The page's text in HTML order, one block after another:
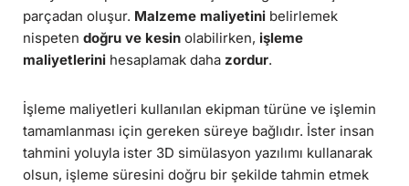
parçadan oluşur. Malzeme maliyetini belirlemek
nispeten doğru ve kesin olabilirken, işleme
maliyetlerini hesaplamak daha zordur.
İşleme maliyetleri kullanılan ekipman türüne ve işlemin
tamamlanması için gereken süreye bağlıdır. İster insan
tahmini yoluyla ister 3D simülasyon yazılımı kullanarak
olsun, işleme süresini doğru bir şekilde tahmin etmek